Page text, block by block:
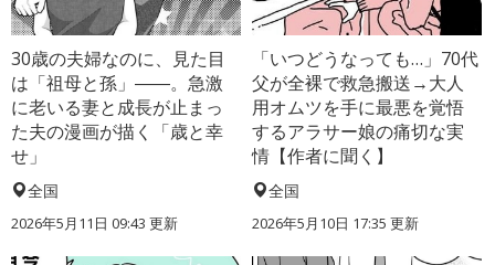
30歳の夫婦なのに、見た目
は「祖母と孫」――。急激
に老いる妻と成長が止まっ
た夫の漫画が描く「歳と幸
せ」
全国
2026年5月11日 09:43 更新
「いつどうなっても…」70代
父が全裸で救急搬送→大人
用オムツを手に最悪を覚悟
するアラサー娘の痛切な実
情【作者に聞く】
全国
2026年5月10日 17:35 更新